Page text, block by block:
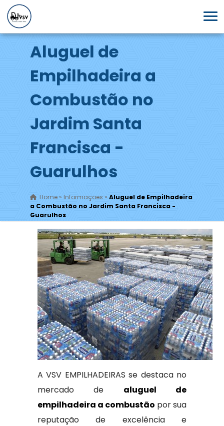
Aluguel de
Empilhadeira a
Combustão no
Jardim Santa
Francisca -
Guarulhos
Home» Informações » Aluguel de Empilhadeira
a Combustão no Jardim Santa Francisca -
Guarulhos
A VSV EMPILHADEIRAS se destaca no
mercado de aluguel de
empilhadeira a combustão por sua
reputação de excelência e